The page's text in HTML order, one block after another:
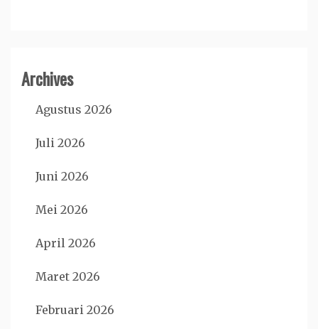
Archives
Agustus 2026
Juli 2026
Juni 2026
Mei 2026
April 2026
Maret 2026
Februari 2026